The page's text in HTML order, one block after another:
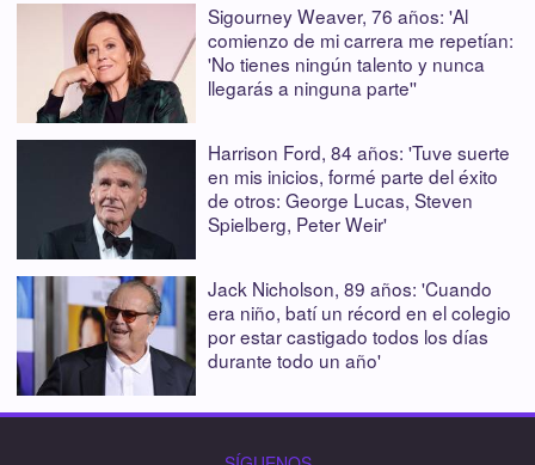
Sigourney Weaver, 76 años: 'Al
comienzo de mi carrera me repetían:
'No tienes ningún talento y nunca
llegarás a ninguna parte''
Harrison Ford, 84 años: 'Tuve suerte
en mis inicios, formé parte del éxito
de otros: George Lucas, Steven
Spielberg, Peter Weir'
Jack Nicholson, 89 años: 'Cuando
era niño, batí un récord en el colegio
por estar castigado todos los días
durante todo un año'